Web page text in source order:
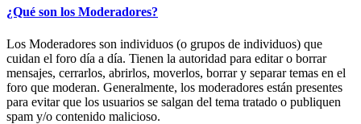
¿Qué son los Moderadores?
Los Moderadores son individuos (o grupos de individuos) que
cuidan el foro día a día. Tienen la autoridad para editar o borrar
mensajes, cerrarlos, abrirlos, moverlos, borrar y separar temas en el
foro que moderan. Generalmente, los moderadores están presentes
para evitar que los usuarios se salgan del tema tratado o publiquen
spam y/o contenido malicioso.